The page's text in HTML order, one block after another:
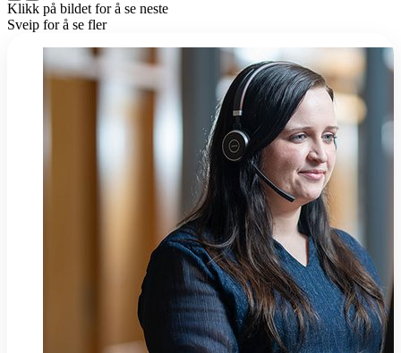
Klikk på bildet for å se neste
Sveip for å se fler